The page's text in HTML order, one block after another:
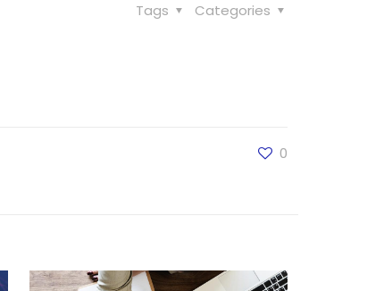
Categories
Tags
0